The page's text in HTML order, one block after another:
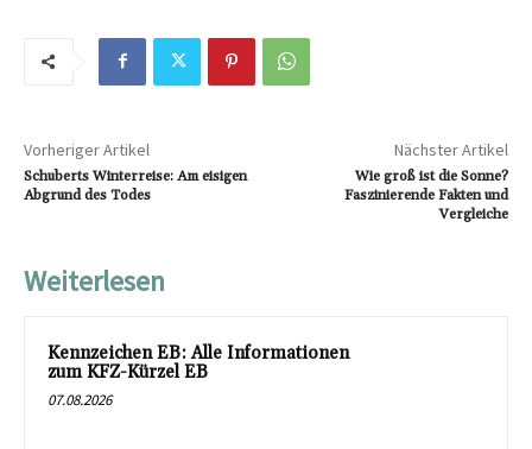
Vorheriger Artikel
Schuberts Winterreise: Am eisigen
Abgrund des Todes
Nächster Artikel
Wie groß ist die Sonne?
Faszinierende Fakten und
Vergleiche
Weiterlesen
Kennzeichen EB: Alle Informationen
zum KFZ-Kürzel EB
07.08.2026